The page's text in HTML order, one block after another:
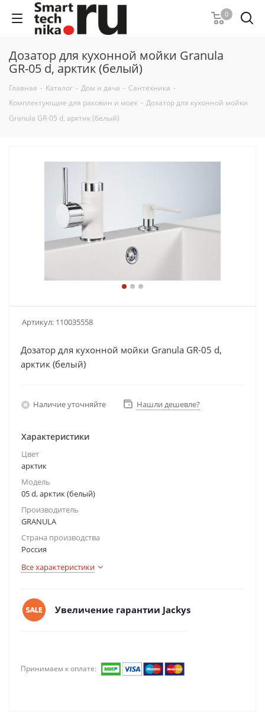
0
Дозатор для кухонной мойки Granula
GR-05 d, арктик (белый)
Главная - Каталог - Дом и дача - Сантехника -
Комплектующие для раковин и моек - Дозатор для кухонной мойки
Granula GR-05 d, арктик (белый)
Артикул: 110035558
Дозатор для кухонной мойки Granula GR-05 d,
арктик (белый)
Наличие уточняйте Нашли дешевле?
Характеристики
Цвет
арктик
Модель
05 d, арктик (белый)
Производитель
GRANULA
Страна производства
Россия
Все характеристики
Увеличение гарантии Jackys
Принимаем к оплате: